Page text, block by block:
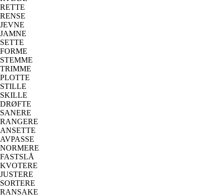
RETTE
RENSE
JEVNE
JAMNE
SETTE
FORME
STEMME
TRIMME
PLOTTE
STILLE
SKILLE
DRØFTE
SANERE
RANGERE
ANSETTE
AVPASSE
NORMERE
FASTSLÅ
KVOTERE
JUSTERE
SORTERE
RANSAKE